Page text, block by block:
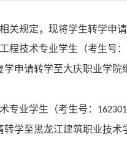
关规定，现将学生转学申请
程技术专业学生（考生号：
学申请转学至大庆职业学院
专业学生（考生号：
转学至黑龙江建筑职业技术